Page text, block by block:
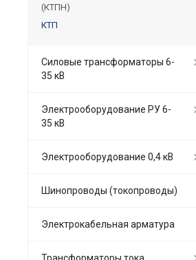
(КТПН)
КТП
Силовые трансформаторы 6-
35 кВ
Электрооборудование РУ 6-
35 кВ
Электрооборудование 0,4 кВ
Шинопроводы (токопроводы)
Электрокабельная арматура